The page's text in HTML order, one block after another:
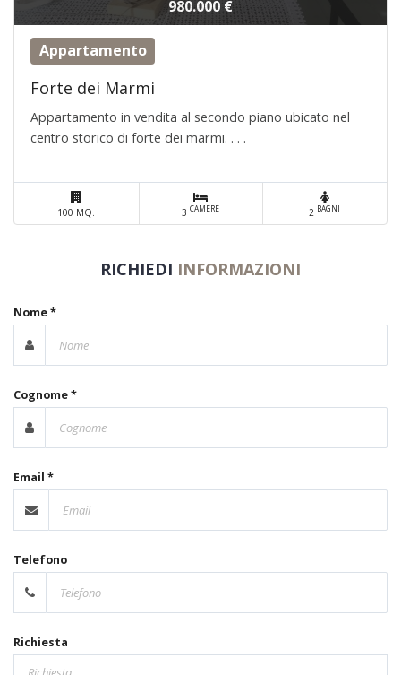
980.000 €
Appartamento
Forte dei Marmi
Appartamento in vendita al secondo piano ubicato nel
centro storico di forte dei marmi. . . .
100 MQ. 3CAMERE 2 BAGNI
RICHIEDI INFORMAZIONI
Nome *
Cognome *
Email *
Telefono
Richiesta